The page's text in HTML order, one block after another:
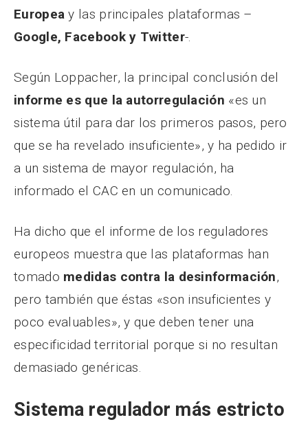
Europea y las principales plataformas –
Google, Facebook y Twitter-.
Según Loppacher, la principal conclusión del
informe es que la autorregulación «es un
sistema útil para dar los primeros pasos, pero
que se ha revelado insuficiente», y ha pedido ir
a un sistema de mayor regulación, ha
informado el CAC en un comunicado.
Ha dicho que el informe de los reguladores
europeos muestra que las plataformas han
tomado medidas contra la desinformación,
pero también que éstas «son insuficientes y
poco evaluables», y que deben tener una
especificidad territorial porque si no resultan
demasiado genéricas.
Sistema regulador más estricto